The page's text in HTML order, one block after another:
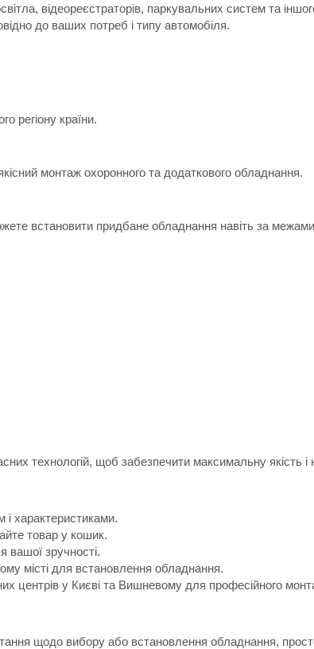
відеореєстраторів, паркувальних систем та
до ваших потреб і типу автомобіля.
регіону країни.
монтаж охоронного та додаткового обладнання.
встановити придбане обладнання навіть за
технологій, щоб забезпечити максимальну якість і
характеристиками.
товар у кошик.
вашої зручності.
місті для встановлення обладнання.
центрів у Києві та Вишневому для професійного
щодо вибору або встановлення обладнання,